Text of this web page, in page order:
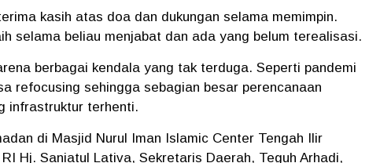
kasih atas doa dan dukungan selama memimpin.
selama beliau menjabat dan ada yang belum terealisasi.
berbagai kendala yang tak terduga. Seperti pandemi
refocusing sehingga sebagian besar perencanaan
infrastruktur terhenti.
di Masjid Nurul Iman Islamic Center Tengah Ilir
Hj. Saniatul Lativa, Sekretaris Daerah, Teguh Arhadi,